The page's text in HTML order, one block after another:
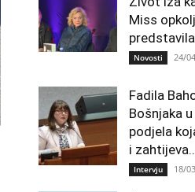
Miss
Novosti 24/
Fadila
Bošnjaka
podjela
i
Intervju 18/